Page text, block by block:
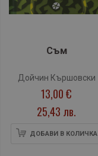
Съм
Дойчин Кършовски
13,00 €
25,43 лв.
ДОБАВИ В КОЛИЧКА